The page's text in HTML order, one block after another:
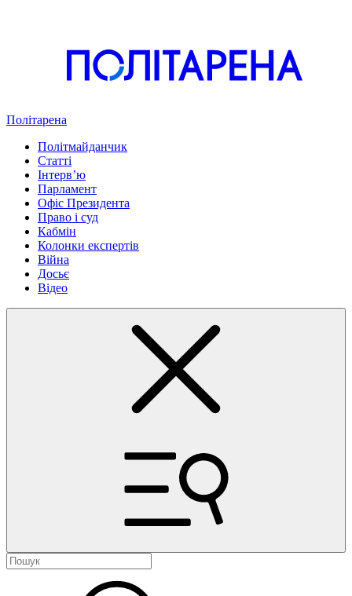
Політарена
Політмайданчик
Статті
Інтервʼю
Парламент
Офіс Президента
Право і суд
Кабмін
Колонки експертів
Війна
Досьє
Відео